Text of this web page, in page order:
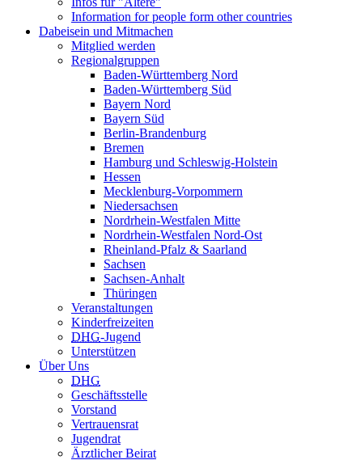
Information for people form other countries
Dabeisein und Mitmachen
Mitglied werden
Regionalgruppen
Baden-Württemberg Nord
Baden-Württemberg Süd
Bayern Nord
Bayern Süd
Berlin-Brandenburg
Bremen
Hamburg und Schleswig-Holstein
Hessen
Mecklenburg-Vorpommern
Niedersachsen
Nordrhein-Westfalen Mitte
Nordrhein-Westfalen Nord-Ost
Rheinland-Pfalz & Saarland
Sachsen
Sachsen-Anhalt
Thüringen
Veranstaltungen
Kinderfreizeiten
DHG-Jugend
Unterstützen
Über Uns
DHG
Geschäftsstelle
Vorstand
Vertrauensrat
Jugendrat
Ärztlicher Beirat